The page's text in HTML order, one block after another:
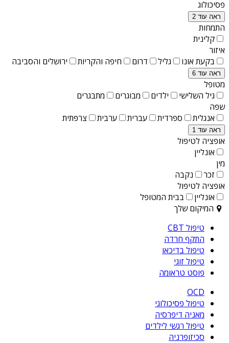
פסיכולוג
ראה עוד 2
התמחות
קלינית
איזור
בקעת אונו
גליל דרום חיפה והקריות ירושלים והסביבה
ראה עוד 6
מטופל
גיל השלישי
ילדים מבוגרים
מתבגרים
שפה
אנגלית
ספרדית עברית ערבית צרפתית
ראה עוד 1
אופציה לטיפול
אונליין
מין
זכר
נקבה
אופציה לטיפול
אונליין
בבית המטופל
המיקום שלך
טיפול CBT
התקף חרדה
טיפול בדיכאו
טיפול זוגי
פוסט טראומה
OCD
טיפול פסיכולוגי
מאניה דיפרסיה
טיפול רגשי לילדים
סכיזופרניה